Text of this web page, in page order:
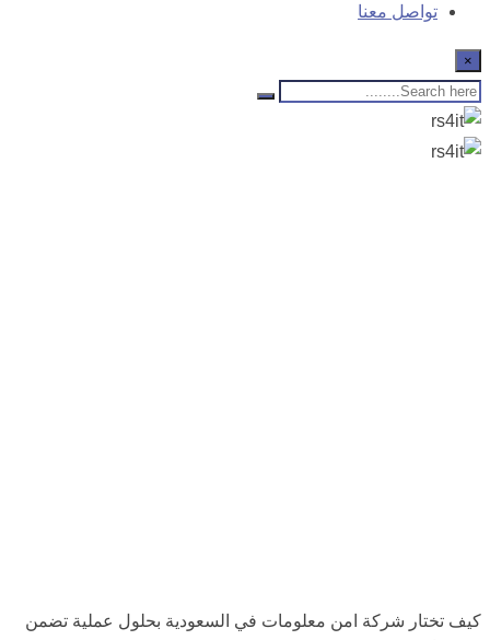
تواصل معنا
×
كيف تختار شركة امن معلومات في السعودية بحلول عملية تضمن